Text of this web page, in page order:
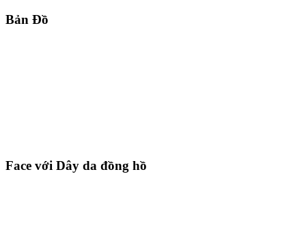
Bản Đồ
Face với Dây da đồng hồ